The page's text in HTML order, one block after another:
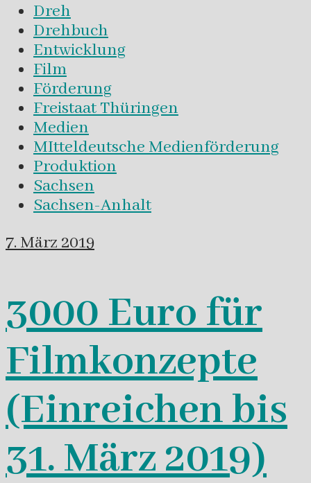
Dreh
Drehbuch
Entwicklung
Film
Förderung
Freistaat Thüringen
Medien
MItteldeutsche Medienförderung
Produktion
Sachsen
Sachsen-Anhalt
7. März 2019
3000 Euro für
Filmkonzepte
(Einreichen bis
31. März 2019)